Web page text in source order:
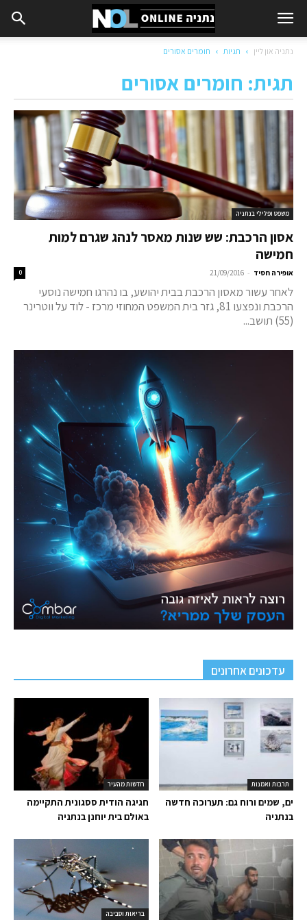
נתניה און ליין תגיות חומרים אסורים
תגית: חומרים אסורים
משפט ופלילי בנתניה
אסון הרכבת: שש שנות מאסר לנהג שגרם למות
חמישה
אופירה חסיד -
21/09/2016
0
לאחר עשור מאסון הרכבת בבית יהושע, בו נהרגו חמישה נוסעי
הרכבת ונפצעו 81, גזר בית המשפט המחוזי מרכז - לוד על ווטרינר
(55) תושב...
עדכונים אחרונים
חדשות מהעיר
חגיגה הודית ססגונית התקיימה
באולם בית יוחנן בנתניה
תרבות ואמנות
ים, שמים ורוח גם: תערוכה חדשה
בנתניה
בריאות וסביבה